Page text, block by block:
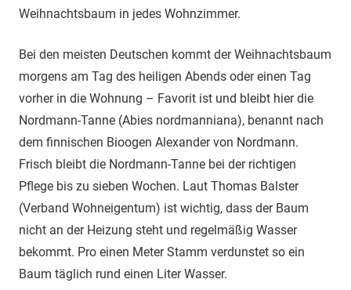
Weihnachtsbaum in jedes Wohnzimmer.
Bei den meisten Deutschen kommt der Weihnachtsbaum
morgens am Tag des heiligen Abends oder einen Tag
vorher in die Wohnung – Favorit ist und bleibt hier die
Nordmann-Tanne (Abies nordmanniana), benannt nach
dem finnischen Bioogen Alexander von Nordmann.
Frisch bleibt die Nordmann-Tanne bei der richtigen
Pflege bis zu sieben Wochen. Laut Thomas Balster
(Verband Wohneigentum) ist wichtig, dass der Baum
nicht an der Heizung steht und regelmäßig Wasser
bekommt. Pro einen Meter Stamm verdunstet so ein
Baum täglich rund einen Liter Wasser.